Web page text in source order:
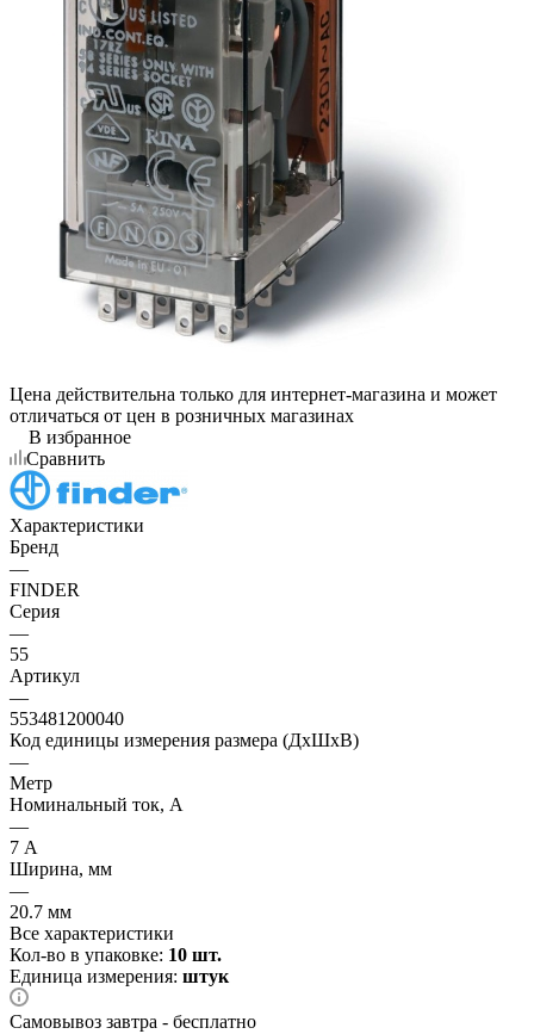
Цена действительна только для интернет-магазина и может
отличаться от цен в розничных магазинах
В избранное
Сравнить
Характеристики
Бренд
—
FINDER
Серия
—
55
Артикул
—
553481200040
Код единицы измерения размера (ДхШхВ)
—
Метр
Номинальный ток, А
—
7 А
Ширина, мм
—
20.7 мм
Все характеристики
Кол-во в упаковке: 10 шт.
Единица измерения: штук
Самовывоз завтра - бесплатно